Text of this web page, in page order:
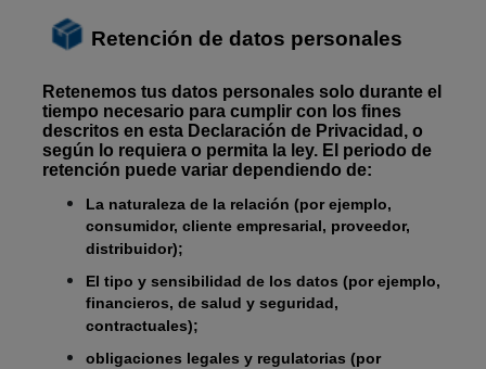
Retención de datos personales
Retenemos tus datos personales solo durante el
tiempo necesario para cumplir con los fines
descritos en esta Declaración de Privacidad, o
según lo requiera o permita la ley. El periodo de
retención puede variar dependiendo de:
La naturaleza de la relación (por ejemplo,
consumidor, cliente empresarial, proveedor,
distribuidor);
El tipo y sensibilidad de los datos (por ejemplo,
financieros, de salud y seguridad,
contractuales);
obligaciones legales y regulatorias (por